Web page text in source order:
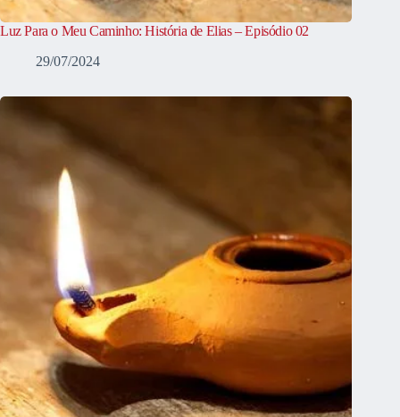
Luz Para o Meu Caminho: História de Elias – Episódio 02
29/07/2024